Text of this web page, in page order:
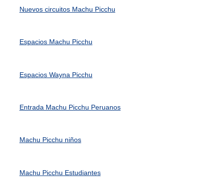
Nuevos circuitos Machu Picchu
Espacios Machu Picchu
Espacios Wayna Picchu
Entrada Machu Picchu Peruanos
Machu Picchu niños
Machu Picchu Estudiantes